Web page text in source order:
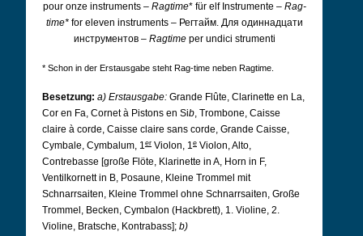
pour onze instruments – Ragtime* für elf Instrumente – Rag-
time*for eleven instruments – Регтайм. Для одиннадцати
инструментов – Ragtimeper undici strumenti
* Schon in der Erstausgabe steht Rag-time neben Ragtime.
Besetzung: a) Erstausgabe: Grande Flûte, Clarinette en La,
Cor en Fa, Cornet à Pistons en Sib, Trombone, Caisse
claire à corde, Caisse claire sans corde, Grande Caisse,
Cymbale, Cymbalum, 1er Violon, 1e Violon, Alto,
Contrebasse [große Flöte, Klarinette in A, Horn in F,
Ventilkornett in B, Posaune, Kleine Trommel mit
Schnarrsaiten, Kleine Trommel ohne Schnarrsaiten, Große
Trommel, Becken, Cymbalon (Hackbrett), 1. Violine, 2.
Violine, Bratsche, Kontrabass]; b)